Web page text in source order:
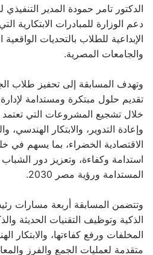
الدكتور تامر حمودة المدير
دعم الوزارة للمبادرات الابتكارية
الإبداعية للطلاب بالتحديات
والجامعات المصرية.
وتهدف المسابقة إلى تحفيز طلاب
تقديم حلول مبتكرة ومستدامة
خلال تشجيع المشروعات التي تعتمد
وإعادة التدوير، والابتكار الهندسي،
الاقتصادية الخضراء، بما يسهم في
استدامة وكفاءة، وتعزيز دور
المستدامة ورؤية مصر 2030.
وتتضمن المسابقة أربعة مسارات
الذكية وتوظيف التقنيات الحديثة
المخلفات ورفع كفاءتها، والابتكار
متقدمة لعمليات الجمع والفرز